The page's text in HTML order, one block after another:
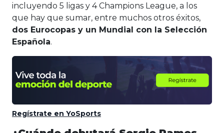
incluyendo 5 ligas y 4 Champions League, a los
que hay que sumar, entre muchos otros éxitos,
dos Eurocopas y un Mundial con la Selección
Española.
Regístrate en YoSports